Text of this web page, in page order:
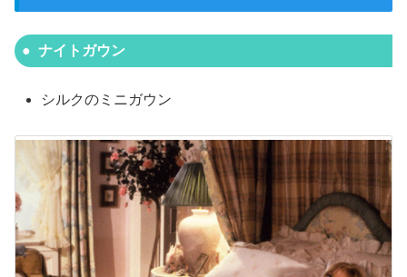
ナイトガウン
シルクのミニガウン